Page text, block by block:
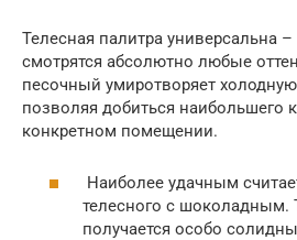
Телесная палитра универсальна
смотрятся абсолютно любые
песочный умиротворяет
позволяя добиться наибольшего
конкретном помещении.
Наиболее удачным
телесного с шоколадным.
получается особо